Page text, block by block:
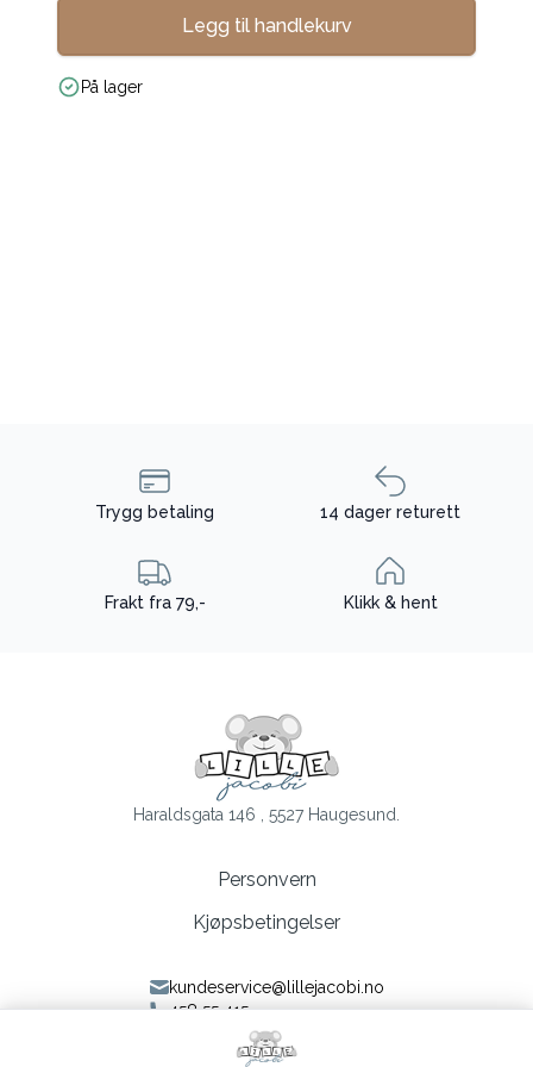
Legg til handlekurv
På lager
Trygg betaling 14 dager returett
Frakt fra 79,- Klikk & hent
Haraldsgata 146 , 5527 Haugesund.
Personvern
Kjøpsbetingelser
kundeservice@lillejacobi.no
458 55 415
Følg oss på Facebook
Følg oss på Instagram